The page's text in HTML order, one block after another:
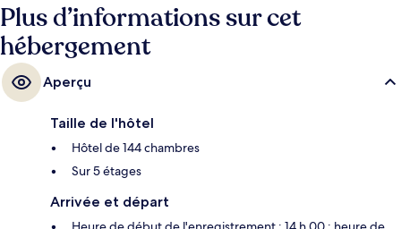
Plus d’informations sur cet
hébergement
Aperçu
Taille de l'hôtel
Hôtel de 144 chambres
Sur 5 étages
Arrivée et départ